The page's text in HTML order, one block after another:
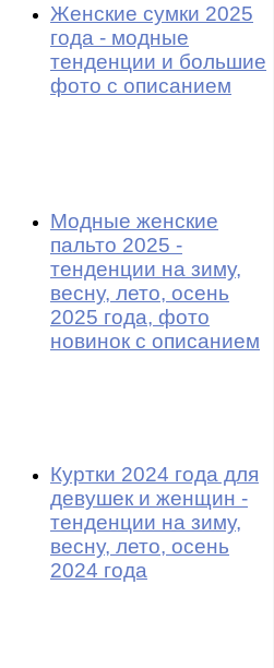
Женские сумки 2025
года - модные
тенденции и большие
фото с описанием
Модные женские
пальто 2025 -
тенденции на зиму,
весну, лето, осень
2025 года, фото
новинок с описанием
Куртки 2024 года для
девушек и женщин -
тенденции на зиму,
весну, лето, осень
2024 года